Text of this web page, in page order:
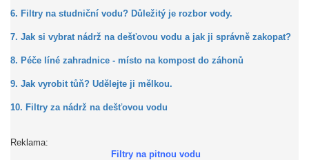
6. Filtry na studniční vodu? Důležitý je rozbor vody.
7. Jak si vybrat nádrž na dešťovou vodu a jak ji správně zakopat?
8. Péče líné zahradnice - místo na kompost do záhonů
9. Jak vyrobit tůň? Udělejte ji mělkou.
10. Filtry za nádrž na dešťovou vodu
Reklama:
Filtry na pitnou vodu